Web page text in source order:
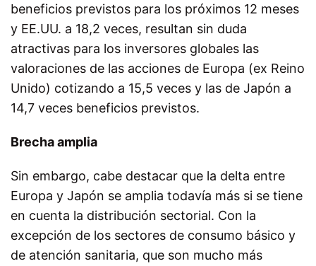
beneficios previstos para los próximos 12 meses
y EE.UU. a 18,2 veces, resultan sin duda
atractivas para los inversores globales las
valoraciones de las acciones de Europa (ex Reino
Unido) cotizando a 15,5 veces y las de Japón a
14,7 veces beneficios previstos.
Brecha amplia
Sin embargo, cabe destacar que la delta entre
Europa y Japón se amplia todavía más si se tiene
en cuenta la distribución sectorial. Con la
excepción de los sectores de consumo básico y
de atención sanitaria, que son mucho más